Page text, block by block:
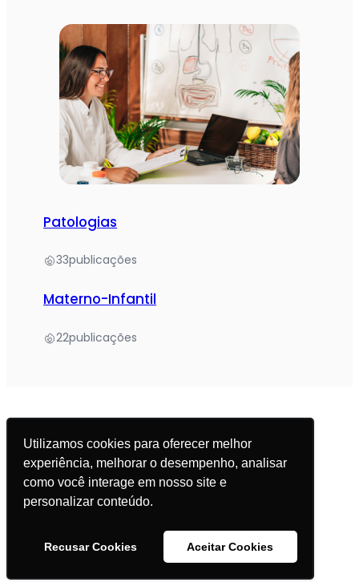
Utilizamos cookies para oferecer melhor
experiência, melhorar o desempenho, analisar
como você interage em nosso site e
personalizar conteúdo.
Recusar Cookies Aceitar Cookies
Patologias
33publicações
Materno-Infantil
22publicações
© 2025 Academia da Nutrição. Todos os direitos
reservados.